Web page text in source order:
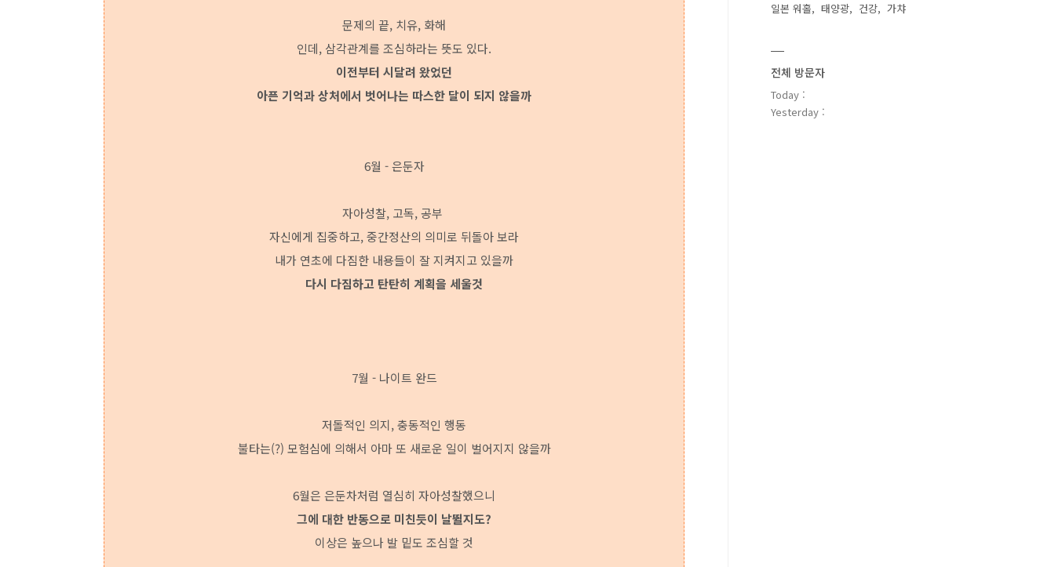
문제의 끝, 치유, 화해
인데, 삼각관계를 조심하라는 뜻도 있다.
이전부터 시달려 왔었던
아픈 기억과 상처에서 벗어나는 따스한 달이 되지 않을까
6월 - 은둔자
자아성찰, 고독, 공부
자신에게 집중하고, 중간정산의 의미로 뒤돌아 보라
내가 연초에 다짐한 내용들이 잘 지켜지고 있을까
다시 다짐하고 탄탄히 계획을 세울것
7월 - 나이트 완드
저돌적인 의지, 충동적인 행동
불타는(?) 모험심에 의해서 아마 또 새로운 일이 벌어지지 않을까
6월은 은둔차처럼 열심히 자아성찰했으니
그에 대한 반동으로 미친듯이 날뛸지도?
이상은 높으나 발 밑도 조심할 것
일본 워홀
태양광 건강 가챠
전체 방문자
Today :
Yesterday :